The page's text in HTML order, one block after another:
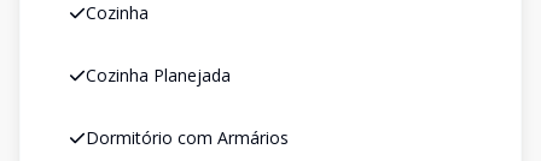
Cozinha
Cozinha Planejada
Dormitório com Armários